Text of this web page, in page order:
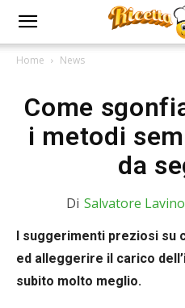
Home News
Come
i metodi
da
Di Salvatore Lavino
I suggerimenti preziosi su
ed alleggerire il carico
subito molto meglio.